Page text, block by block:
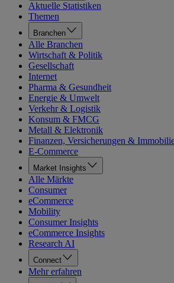
Aktuelle Statistiken
Themen
Branchen
Alle Branchen
Wirtschaft & Politik
Gesellschaft
Internet
Pharma & Gesundheit
Energie & Umwelt
Verkehr & Logistik
Konsum & FMCG
Metall & Elektronik
Finanzen, Versicherungen &
E-Commerce
Market Insights
Alle Märkte
Consumer
eCommerce
Mobility
Consumer Insights
eCommerce Insights
Research AI
Connect
Mehr erfahren